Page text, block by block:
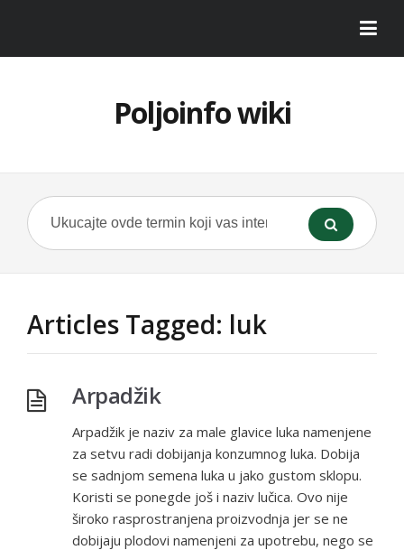
Poljoinfo wiki
Articles Tagged: luk
Arpadžik
Arpadžik je naziv za male glavice luka namenjene
za setvu radi dobijanja konzumnog luka. Dobija
se sadnjom semena luka u jako gustom sklopu.
Koristi se ponegde još i naziv lučica. Ovo nije
široko rasprostranjena proizvodnja jer se ne
dobijaju plodovi namenjeni za upotrebu, nego se